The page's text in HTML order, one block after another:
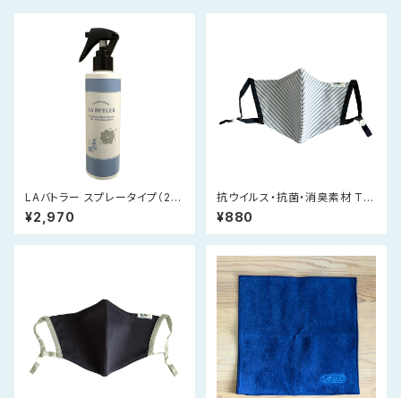
LAバトラー スプレータイプ（20
0ml）｜ご家庭でしっかり使いた
い方へ｜消臭・抗菌・防カビ、ア
ルコールフリー
¥2,970
抗ウイルス・抗菌・消臭素材 Tio
Tioプレミアムマスク（ストライ
プ）
¥880